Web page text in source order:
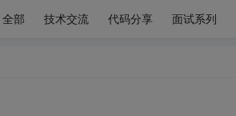
全部 技术交流 代码分享 面试系列